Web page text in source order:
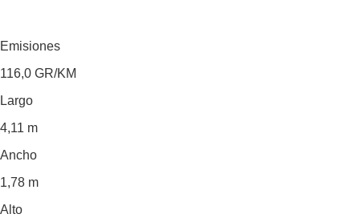
Emisiones
116,0 GR/KM
Largo
4,11 m
Ancho
1,78 m
Alto